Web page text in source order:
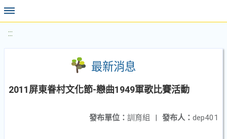
:::
最新消息
2011屏東眷村文化節-戀曲1949軍歌比賽活動
發布人： dep401
發布單位： 訓育組 |